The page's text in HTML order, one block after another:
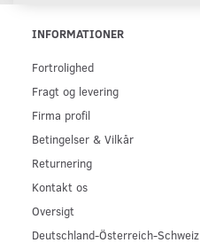
INFORMATIONER
Fortrolighed
Fragt og levering
Firma profil
Betingelser & Vilkår
Returnering
Kontakt os
Oversigt
Deutschland-Österreich-Schweiz